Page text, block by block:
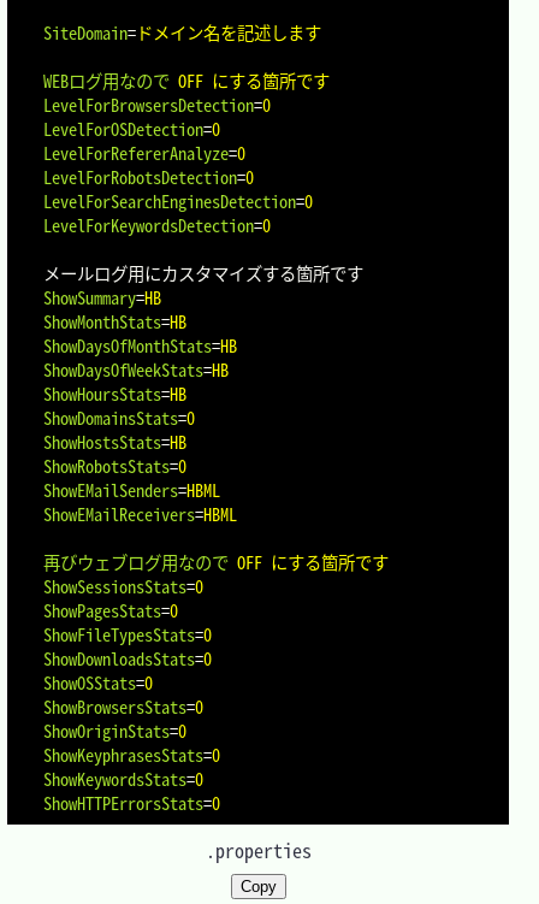
SiteDomain=ドメイン名を記述します
WEBログ用なので OFF にする箇所です
LevelForBrowsersDetection=0
LevelForOSDetection=0
LevelForRefererAnalyze=0
LevelForRobotsDetection=0
LevelForSearchEnginesDetection=0
LevelForKeywordsDetection=0
ShowSummary=HB
ShowMonthStats=HB
ShowDaysOfMonthStats=HB
ShowDaysOfWeekStats=HB
ShowHoursStats=HB
ShowDomainsStats=0
ShowHostsStats=HB
ShowRobotsStats=0
ShowEMailSenders=HBML
ShowEMailReceivers=HBML
再びウェブログ用なので OFF にする箇所です
ShowSessionsStats=0
ShowPagesStats=0
ShowFileTypesStats=0
ShowDownloadsStats=0
ShowOSStats=0
ShowBrowsersStats=0
ShowOriginStats=0
ShowKeyphrasesStats=0
ShowKeywordsStats=0
ShowHTTPErrorsStats=0
.properties
Copy